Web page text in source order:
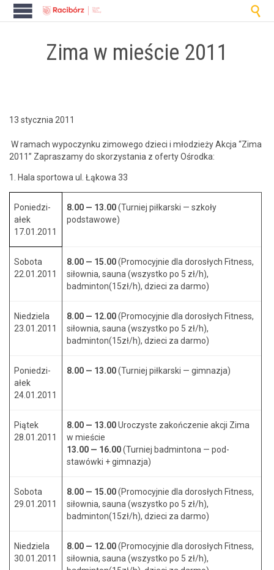

Zima w mieście 2011
13 stycznia 2011
W ramach wypoczynku zimowego dzieci i młodzieży Akc­ja “Zima
2011” Zaprasza­my do sko­rzys­ta­nia z ofer­ty Ośrodka:
1. Hala sportowa ul. Łąkowa 33
Poniedzi­
ałek
17.01.2011
8.00 — 13.00(Turniej piłkars­ki — szkoły
podstawowe)
Sob­o­ta
22.01.2011
8.00 — 15.00(Pro­mo­cyjnie dla dorosłych Fit­ness,
siłow­n­ia, sauna (wszys­tko po 5 zł/h),
badminton(15zł/h), dzieci za darmo)
Niedziela
23.01.2011
8.00 — 12.00(Pro­mo­cyjnie dla dorosłych Fit­ness,
siłow­n­ia, sauna (wszys­tko po 5 zł/h),
badminton(15zł/h), dzieci za darmo)
Poniedzi­
ałek
24.01.2011
8.00 — 13.00(Turniej piłkars­ki — gimnazja)
Piątek
28.01.2011
8.00 — 13.00Uroczyste zakończe­nie akcji Zima
w mieś­cie
13.00 — 16.00(Turniej bad­mintona — pod­
stawów­ki + gimnazja)
Sob­o­ta
29.01.2011
8.00 — 15.00(Pro­mo­cyjnie dla dorosłych Fit­ness,
siłow­n­ia, sauna (wszys­tko po 5 zł/h),
badminton(15zł/h), dzieci za darmo)
Niedziela
30.01.2011
8.00 — 12.00(Pro­mo­cyjnie dla dorosłych Fit­ness,
siłow­n­ia, sauna (wszys­tko po 5 zł/h),